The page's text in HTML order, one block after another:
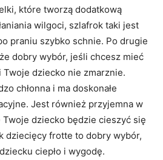
które tworzą dodatkową
wilgoci, szlafrok taki jest
praniu szybko schnie. Po drugie
dobry wybór, jeśli chcesz mieć
dziecko nie zmarznie.
chłonna i ma doskonałe
Jest również przyjemna w
Twoje dziecko będzie cieszyć się
dziecięcy frotte to dobry wybór,
ciepło i wygodę.